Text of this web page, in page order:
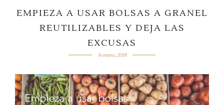
EMPIEZA A USAR BOLSAS A GRANEL
REUTILIZABLES Y DEJA LAS
EXCUSAS
8 enero, 2018